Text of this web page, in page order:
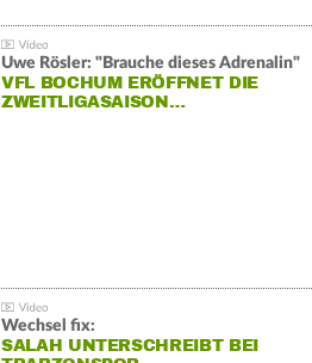
Uwe Rösler: "Brauche dieses Adrenalin"
VFL BOCHUM ERÖFFNET DIE
ZWEITLIGASAISON…
Wechsel fix:
SALAH UNTERSCHREIBT BEI